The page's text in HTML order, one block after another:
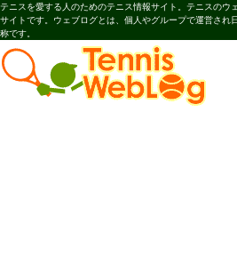
テニスを愛する人のためのテニス情報サイト。テニスのウ
サイトです。ウェブログとは、個人やグループで運営され
称です。